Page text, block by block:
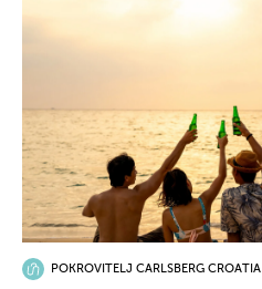
POKROVITELJ CARLSBERG CROATIA